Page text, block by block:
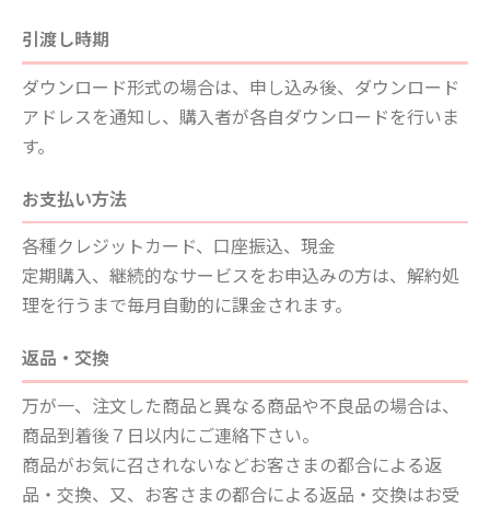
引渡し時期
ダウンロード形式の場合は、申し込み後、ダウンロード
アドレスを通知し、購入者が各自ダウンロードを行いま
す。
お支払い方法
各種クレジットカード、口座振込、現金
定期購入、継続的なサービスをお申込みの方は、解約処
理を行うまで毎月自動的に課金されます。
返品・交換
万が一、注文した商品と異なる商品や不良品の場合は、
商品到着後７日以内にご連絡下さい。
商品がお気に召されないなどお客さまの都合による返
品・交換、又、お客さまの都合による返品・交換はお受